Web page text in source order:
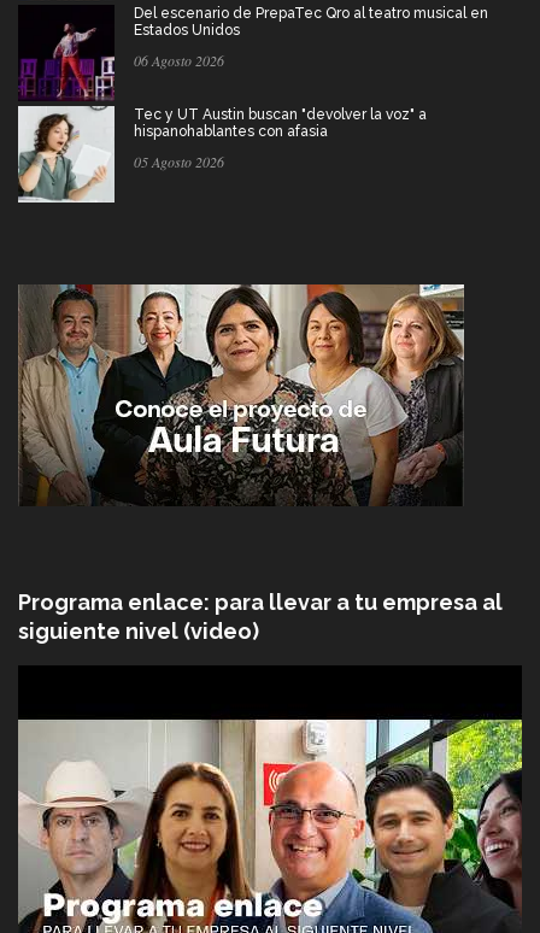
Del escenario de PrepaTec Qro al teatro musical en
Estados Unidos
06 Agosto 2026
Tec y UT Austin buscan "devolver la voz" a
hispanohablantes con afasia
05 Agosto 2026
Programa enlace: para llevar a tu empresa al
siguiente nivel (video)